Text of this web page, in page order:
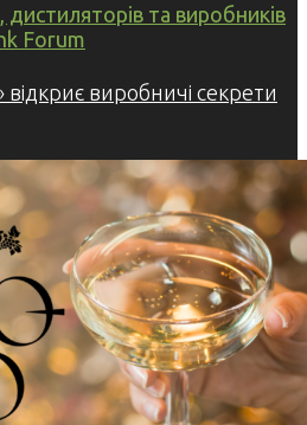
та виробників
Forum
виробничі секрети